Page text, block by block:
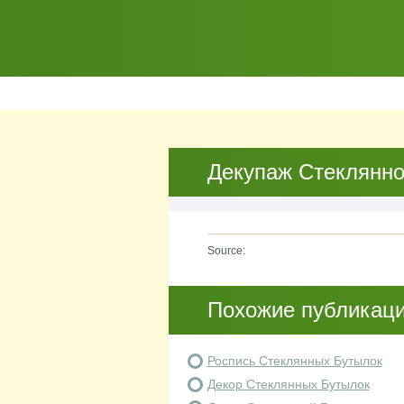
Декупаж
Source:
Похожие
Роспись Стеклянных Бутылок
Декор Стеклянных Бутылок